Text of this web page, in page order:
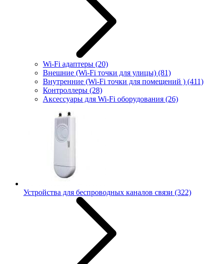
Wi-Fi адаптеры (20)
Внешние (Wi-Fi точки для улицы) (81)
Внутренние (Wi-Fi точки для помещений ) (411)
Контроллеры (28)
Аксессуары для Wi-Fi оборудования (26)
Устройства для беспроводных каналов связи (322)